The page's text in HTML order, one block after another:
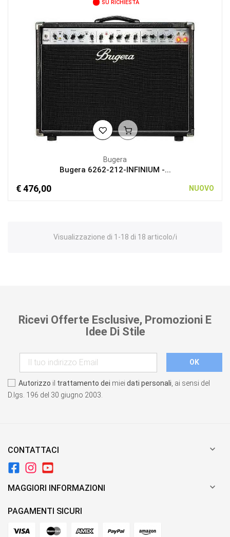
SU RICHIESTA
Bugera
Bugera 6262-212-INFINIUM -...
€ 476,00 NUOVO
Visualizzazione di 1-18 di 18 articolo/i
Ricevi Offerte Esclusive, Promozioni E
Idee Di Stile
Autorizzo il trattamento dei miei dati personali , ai sensi del
D.lgs. 196 del 30 giugno 2003.
CONTATTACI 
MAGGIORI INFORMAZIONI 
PAGAMENTI SICURI